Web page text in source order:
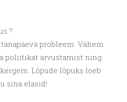
?
probleem. Vähem
poliitikat arvustamist ning
Lõpude lõpuks loeb
sina elasid!